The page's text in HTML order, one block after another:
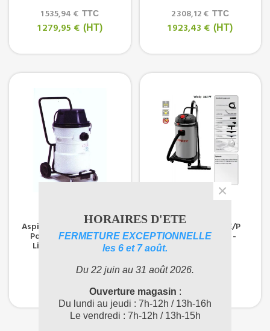
1 535,94 € TTC
1 279,95 € (HT)
2 308,12 € TTC
1 923,43 € (HT)
Aspirateur Mixte (eau Et
Poussière) SM55B, 55
Litres - FIORENTINI
TTC
Aspirateur Lavor E/P
Windy 265PF PVC -
630,05 €
HORAIRES D'ETE
FERMETURE EXCEPTIONNELLE
les 6 et 7 août.
Du 22 juin au 31 août 2026.
Ouverture magasin :
Du lundi au jeudi : 7h-12h / 13h-16h
Le vendredi : 7h-12h / 13h-15h
×